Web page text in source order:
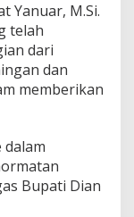
Yanuar, M.Si.
telah
dari
dan
memberikan
dalam
Bupati Dian